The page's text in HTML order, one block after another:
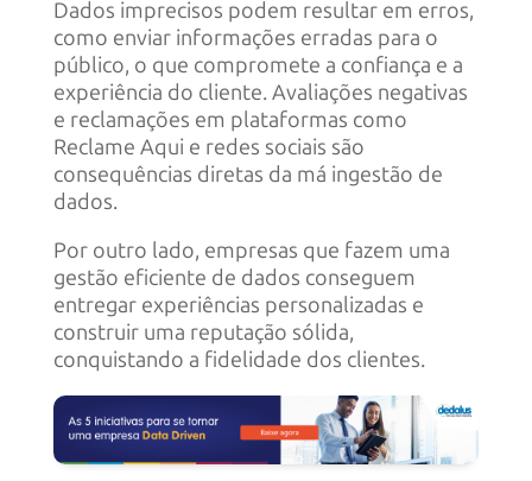
Dados imprecisos podem resultar em erros,
como enviar informações erradas para o
público, o que compromete a confiança e a
experiência do cliente. Avaliações negativas
e reclamações em plataformas como
Reclame Aqui e redes sociais são
consequências diretas da má ingestão de
dados.
Por outro lado, empresas que fazem uma
gestão eficiente de dados conseguem
entregar experiências personalizadas e
construir uma reputação sólida,
conquistando a fidelidade dos clientes.